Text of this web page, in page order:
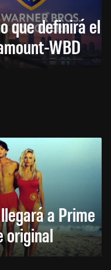
que definirá el
WBD
a Prime
original